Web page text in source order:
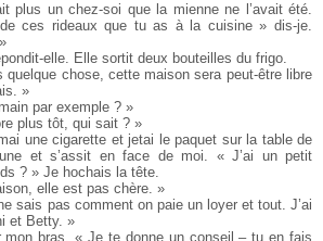
plus un chez-soi que la mienne ne l’avait été.
ces rideaux que tu as à la cuisine » dis-je.
elle. Elle sortit deux bouteilles du frigo.
chose, cette maison sera peut-être libre
»
par exemple ? »
plus tôt, qui sait ? »
une cigarette et jetai le paquet sur la table de
et s’assit en face de moi. « J’ai un petit
? » Je hochais la tête.
elle est pas chère. »
sais pas comment on paie un loyer et tout. J’ai
et Betty. »
bras. « Je te donne un conseil – tu en fais